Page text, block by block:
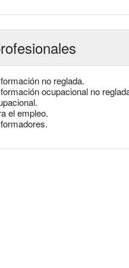
no reglada.
ocupacional no
el empleo.